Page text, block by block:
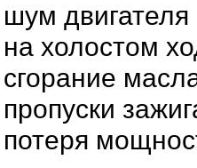
шум двигателя
на холостом
сгорание
пропуски
потеря